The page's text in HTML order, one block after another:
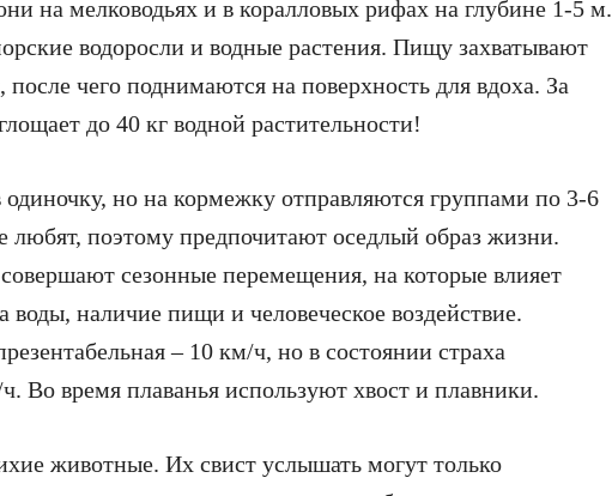
на мелководьях и в коралловых рифах на глубине 1-5 м.
водоросли и водные растения. Пищу захватывают
после чего поднимаются на поверхность для вдоха. За
до 40 кг водной растительности!
но на кормежку отправляются группами по 3-6
любят, поэтому предпочитают оседлый образ жизни.
сезонные перемещения, на которые влияет
воды, наличие пищи и человеческое воздействие.
– 10 км/ч, но в состоянии страха
Во время плаванья используют хвост и плавники.
животные. Их свист услышать могут только